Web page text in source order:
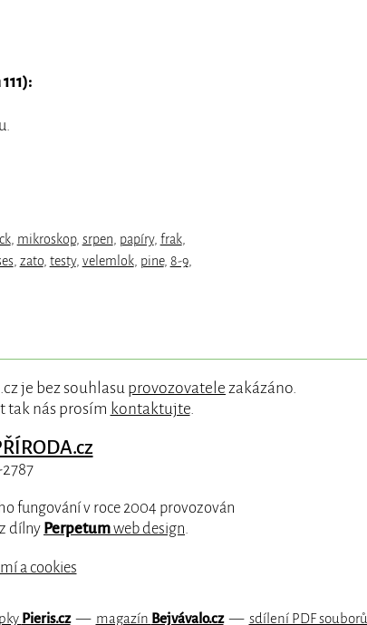
, mikroskop, srpen papíry, frak,
zato, testy, velemlok, pine, 8-9,
je bez souhlasu provozovatele zakázáno.
tak nás prosím kontaktujte.
2787
fungování v roce 2004 provozován
dílny Perpetumweb design.
a cookies
Pieris.cz— magazín Bejvávalo.cz— sdílení PDF souborů